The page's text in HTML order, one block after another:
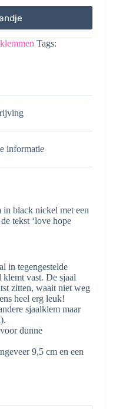
Tags:
informatie
in black nickel met een
tekst ‘love hope
in tegengestelde
vast. De sjaal
zitten, waait niet weg
heel erg leuk!
sjaalklem maar
dunne
9,5 cm en een